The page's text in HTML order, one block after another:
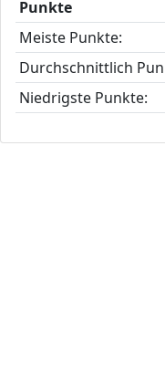
Punkte
Meiste Punkte:
Durchschnittlich
Niedrigste Punkte: